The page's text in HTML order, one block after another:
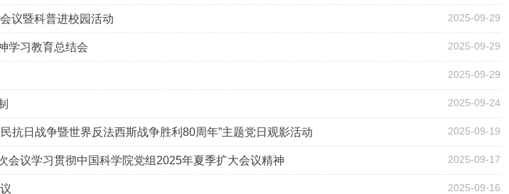
议暨科普进校园活动 2025-09-29
学习教育总结会 2025-09-29
2025-09-29
2025-09-24
抗日战争暨世界反法西斯战争胜利80周年”主题党日观影活动 2025-09-19
会议学习贯彻中国科学院党组2025年夏季扩大会议精神 2025-09-17
2025-09-16